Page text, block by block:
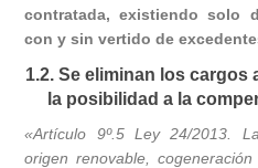
contratada, existiendo solo
con y sin vertido de
1.2. Se eliminan los
la posibilidad a la
«Artículo 9º.5 Ley 24/2013.
origen renovable,